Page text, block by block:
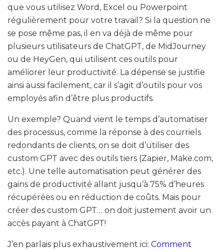
que vous utilisez Word, Excel ou Powerpoint
régulièrement pour votre travail? Si la question ne
se pose même pas, il en va déjà de même pour
plusieurs utilisateurs de ChatGPT, de MidJourney
ou de HeyGen, qui utilisent ces outils pour
améliorer leur productivité. La dépense se justifie
ainsi aussi facilement, car il s’agit d’outils pour vos
employés afin d’être plus productifs.
Un exemple? Quand vient le temps d’automatiser
des processus, comme la réponse à des courriels
redondants de clients, on se doit d’utiliser des
custom GPT avec des outils tiers (Zapier, Make.com,
etc.). Une telle automatisation peut générer des
gains de productivité allant jusqu’à 75% d’heures
récupérées ou en réduction de coûts. Mais pour
créer des custom GPT… on doit justement avoir un
accès payant à ChatGPT!
J’en parlais plus exhaustivement ici: Comment